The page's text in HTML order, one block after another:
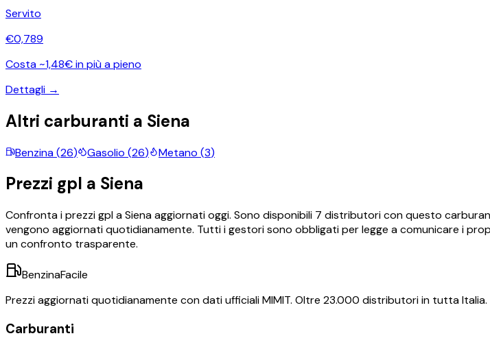
Servito
€0,789
Costa ~1,48€ in più a pieno
Dettagli →
Altri carburanti a Siena
Benzina(26) Gasolio (26) Metano (3)
Prezzi gpl a Siena
Confronta i prezzigplaSienaaggiornati oggi. Sono disponibili 7 distributori con questo
vengono aggiornati quotidianamente. Tutti i gestori sono obbligati per legge a comunicare i
un confronto trasparente.
BenzinaFacile
Prezzi aggiornati quotidianamente con dati ufficiali MIMIT. Oltre 23.000 distributori in tutta Italia.
Carburanti